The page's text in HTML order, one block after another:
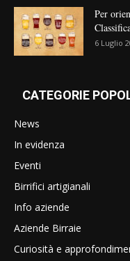
Per
6 Luglio
CATEGORIE
News
In evidenza
Eventi
Birrifici artigianali
Info aziende
Aziende Birraie
Curiosità e